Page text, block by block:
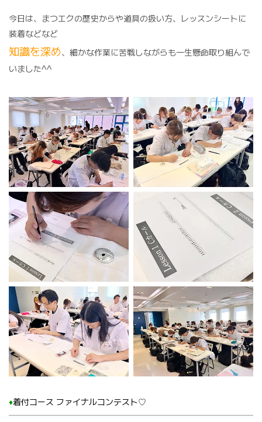
今日は、まつエクの歴史からや道具の扱い方、レッスンシートに
装着などなど
知識を深め、細かな作業に苦戦しながらも一生懸命取り組んで
いました^^
♦️着付コース ファイナルコンテスト♡